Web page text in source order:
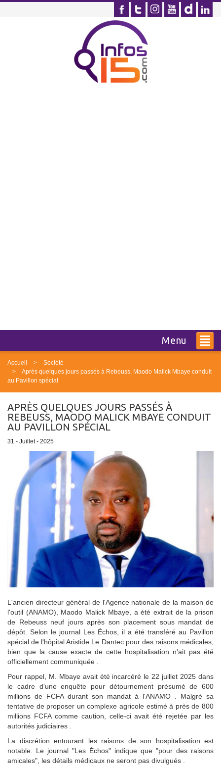
Menu
Accueil
Société
Après quelques jours passés à Rebeuss, Maodo Malick Mbaye conduit
au Pavillon spécial
APRÈS QUELQUES JOURS PASSÉS À
REBEUSS, MAODO MALICK MBAYE CONDUIT
AU PAVILLON SPÉCIAL
31 - Juillet - 2025
L'ancien directeur général de l'Agence nationale de la maison de
l'outil (ANAMO), Maodo Malick Mbaye, a été extrait de la prison
de Rebeuss neuf jours après son placement sous mandat de
dépôt. Selon le journal Les Échos, il a été transféré au Pavillon
spécial de l'hôpital Aristide Le Dantec pour des raisons médicales,
bien que la cause exacte de cette hospitalisation n'ait pas été
officiellement communiquée .
Pour rappel, M. Mbaye avait été incarcéré le 22 juillet 2025 dans
le cadre d'une enquête pour détournement présumé de 600
millions de FCFA durant son mandat à l'ANAMO . Malgré sa
tentative de proposer un complexe agricole estimé à près de 800
millions FCFA comme caution, celle-ci avait été rejetée par les
autorités judiciaires .
La discrétion entourant les raisons de son hospitalisation est
notable. Le journal "Les Échos" indique que "pour des raisons
amicales", les détails médicaux ne seront pas divulgués .